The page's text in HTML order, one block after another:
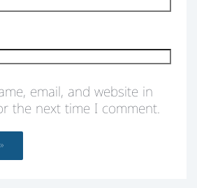
email, and website in
the next time I comment.